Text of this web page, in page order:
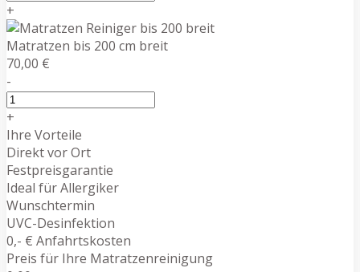
+
Matratzen bis 200 cm breit
70,00 €
-
+
Ihre Vorteile
Direkt vor Ort
Festpreisgarantie
Ideal für Allergiker
Wunschtermin
UVC-Desinfektion
0,- € Anfahrtskosten
Preis für Ihre Matratzenreinigung